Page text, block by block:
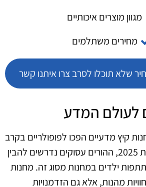
מגוון מוצרים איכותיים
מחירים משתלמים
שלא תוכלו לסרב צרו איתנו קשר
לעולם המדע
קיץ מדעיים הפכו לפופולריים בקרב
ילדים ובני נוער. בשנת 2025, ההורים עסוקים נדרשים להבין
ילדים במחנות מסוג זה. מחנות
מהנות, אלא גם הזדמנויות